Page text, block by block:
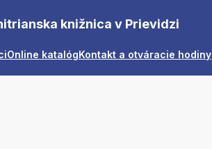
knižnica v Prievidzi
Online katalógKontakt a otváracie hodiny